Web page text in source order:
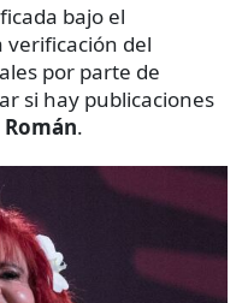
bajo el
del
por parte de
si hay publicaciones
Román.